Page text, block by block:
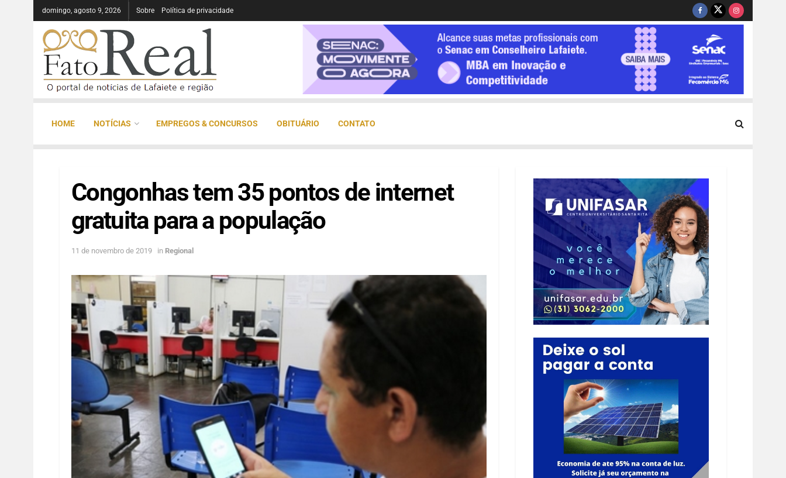
domingo, agosto 9, 2026 Sobre Política de privacidade
HOME NOTÍCIAS EMPREGOS & CONCURSOS OBITUÁRIO CONTATO
Congonhas tem 35 pontos de internet
gratuita para a população
11 de novembro de 2019 in Regional